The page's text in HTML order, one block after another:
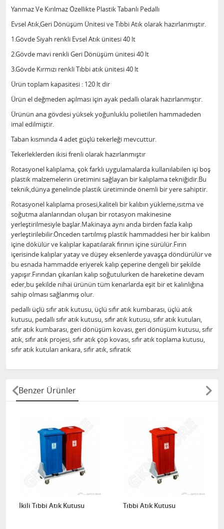
Yanmaz Ve Kırılmaz Özellikte Plastik Tabanlı Pedallı
Evsel Atık,Geri Dönüşüm Ünitesi ve Tıbbi Atık olarak hazırlanmıştır.
1.Gövde Siyah renkli Evsel Atık ünitesi 40 lt
2.Gövde mavi renkli Geri Dönüşüm ünitesi 40 lt
3.Gövde Kırmızı renkli Tıbbi atık ünitesi 40 lt
Ürün toplam kapasitesi : 120 lt dir
Ürün el değmeden açılması için ayak pedallı olarak hazırlanmıştır.
Ürünün ana gövdesi yüksek yoğunluklu polietilen hammadeden
imal edilmiştir.
Taban kısmında 4 adet güçlü tekerleği mevcuttur.
Tekerleklerden ikisi frenli olarak hazırlanmıştır
Rotasyonel kalıplama, çok farklı uygulamalarda kullanılabilen içi boş
plastik malzemelerin üretimini sağlayan bir kalıplama tekniğidir.Bu
teknik,dünya genelinde plastik üretiminde önemli bir yere sahiptir.
Rotasyonel kalıplama prosesi,kaliteli bir kalıbın yükleme,ısıtma ve
soğutma alanlarından oluşan bir rotasyon makinesine
yerleştirilmesiyle başlar.Makinaya aynı anda birden fazla kalıp
yerleştirilebilir.Önceden tartılmış plastik hammaddesi her bir kalıbın
içine dökülür ve kalıplar kapatılarak fırının içine sürülür.Fırın
içerisinde kalıplar yatay ve düşey eksenlerde yavaşça döndürülür ve
bu esnada hammadde eriyerek kalıp çeperine dengeli bir şekilde
yapışır.Fırından çıkarılan kalıp soğutulurken de hareketine devam
eder,bu şekilde nihai ürünün tüm kenarlarda eşit bir et kalınlığına
sahip olması sağlanmış olur.
pedallı üçlü sıfır atık kutusu, üçlü sıfır atık kumbarası, üçlü atık
kutusu, pedallı sıfır atık kutusu, sıfır atık kutusu, sıfır atık kutuları,
sıfır atık kumbarası, geri dönüşüm kovası, geri dönüşüm kutusu, sıfır
atık, sıfır atık projesi, sıfır atık çöp kovası, sıfır atık toplama kutusu,
sıfır atık kutuları ankara, sıfır atık, sıfıratık
Benzer Ürünler
İkili Tıbbi Atık Kutusu Tıbbi Atık Kutusu